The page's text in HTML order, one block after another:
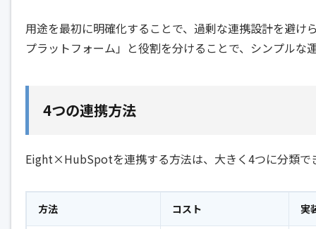
用途を最初に明確化することで、過剰な連携設計を避
プラットフォーム」と役割を分けることで、シンプルな
4つの連携方法
Eight×HubSpotを連携する方法は、大きく4つに分類で
方法 コスト 実